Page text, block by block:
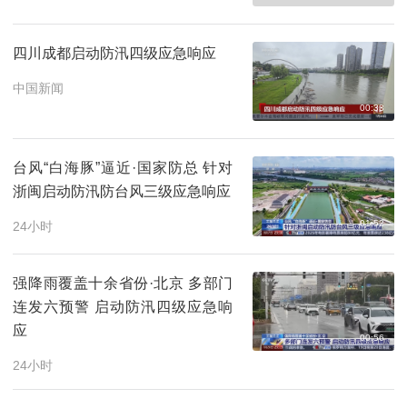
四川成都启动防汛四级应急响应
中国新闻
00:33
台风“白海豚”逼近·国家防总 针对
浙闽启动防汛防台风三级应急响应
24小时 01:52
强降雨覆盖十余省份·北京 多部门
连发六预警 启动防汛四级应急响
应
24小时
00:56